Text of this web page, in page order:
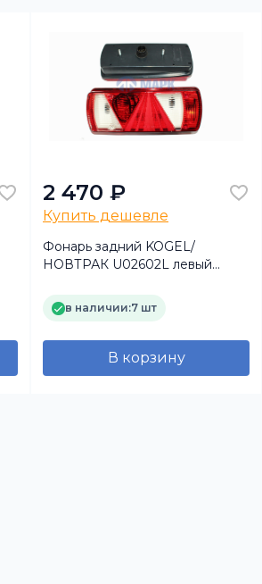
2 470 ₽
Купить дешевле
Фонарь задний KOGEL/
НОВТРАК U02602L левый
ТехАвтоСвет
в наличии:7 шт
В корзину